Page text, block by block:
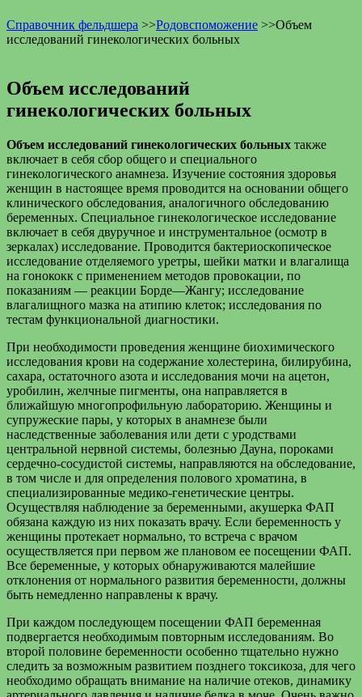
Справочник фельдшера >>Родовспоможение >>Объем
исследований гинекологических больных
Объем исследований
гинекологических больных
Объем исследований гинекологических больных также
включает в себя сбор общего и специального
гинекологического анамнеза. Изучение состояния здоровья
женщин в настоящее время проводится на основании общего
клинического обследования, аналогичного обследованию
беременных. Специальное гинекологическое исследование
включает в себя двуручное и инструментальное (осмотр в
зеркалах) исследование. Проводится бактериоскопическое
исследование отделяемого уретры, шейки матки и влагалища
на гонококк с применением методов провокации, по
показаниям — реакции Борде—Жангу; исследование
влагалищного мазка на атипию клеток; исследования по
тестам функциональной диагностики.
При необходимости проведения женщине биохимического
исследования крови на содержание холестерина, билирубина,
сахара, остаточного азота и исследования мочи на ацетон,
уробилин, желчные пигменты, она направляется в
ближайшую многопрофильную лабораторию. Женщины и
супружеские пары, у которых в анамнезе были
наследственные заболевания или дети с уродствами
центральной нервной системы, болезнью Дауна, пороками
сердечно-сосудистой системы, направляются на обследование,
в том числе и для определения полового хроматина, в
специализированные медико-генетические центры.
Осуществляя наблюдение за беременными, акушерка ФАП
обязана каждую из них показать врачу. Если беременность у
женщины протекает нормально, то встреча с врачом
осуществляется при первом же плановом ее посещении ФАП.
Все беременные, у которых обнаруживаются малейшие
отклонения от нормального развития беременности, должны
быть немедленно направлены к врачу.
При каждом последующем посещении ФАП беременная
подвергается необходимым повторным исследованиям. Во
второй половине беременности особенно тщательно нужно
следить за возможным развитием позднего токсикоза, для чего
необходимо обращать внимание на наличие отеков, динамику